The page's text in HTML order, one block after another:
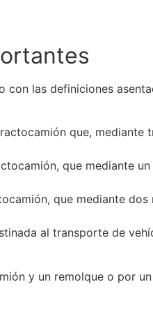
con las definiciones
que, mediante
que mediante
que mediante
al transporte de
y un remolque o por